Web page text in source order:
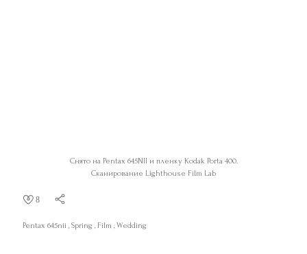
Снято на Pentax 645NII и пленку Kodak Porta 400.
Сканирование Lighthouse Film Lab
8
Pentax 645nii Spring Film Wedding